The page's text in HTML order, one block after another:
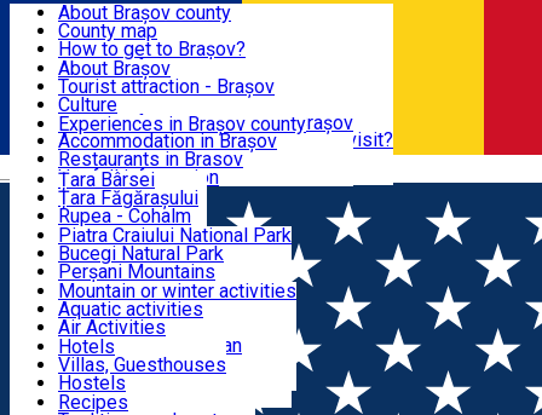
Română
BRAȘOV
EXPERIENCES
DESTINATIONS
NATURE
ACTIVE TOURISM
ACCOMMODATION
CULTURAL HERITAGE
About Brașov county
County map
How to get to Brașov?
Tourist Information Centers
Tourist Guides
Brașov Tourism Recommendations
Historical tourist attractions
What would a local recommend to visit?
Tourism news Brașov
Restaurants
About Brașov
Tourist attraction - Brașov
Culture
Tourist Information Center - Brașov
Accommodation in Brașov
Restaurants in Brasov
Usefull information
Experiences in Brașov county
Țara Bârsei
Țara Făgărașului
Rupea - Cohalm
ECO Destinations
Piatra Craiului National Park
Bucegi Natural Park
Perșani Mountains
Făgăraș Mountains
Postăvarul Peak
Măgura Codlei
Ciucaș Mountains
Protected areas
Other natural attractions
Speoturism
Mountain or winter activities
Aquatic activities
Air Activities
Adventure, Equestrian
Cycling, Running
Other activities
Hotels
Villas, Guesthouses
Hostels
Cottages
Recipes